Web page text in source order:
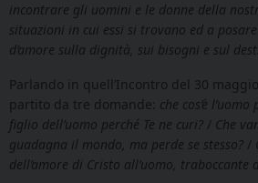
incontrare gli uomini e le donne della
situazioni in cui essi si trovano ed a
d’amore sulla dignità, sui bisogni e sul
Parlando in quell’Incontro del 30
partito da tre domande: che cos’è
figlio dell’uomo perché Te ne curi? / Che
guadagna il mondo, ma perde se stesso? /
dell’amore di Cristo all’uomo, traboccante